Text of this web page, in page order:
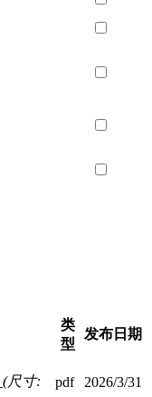
类
型
发布日期
(尺寸:
pdf 2026/3/31